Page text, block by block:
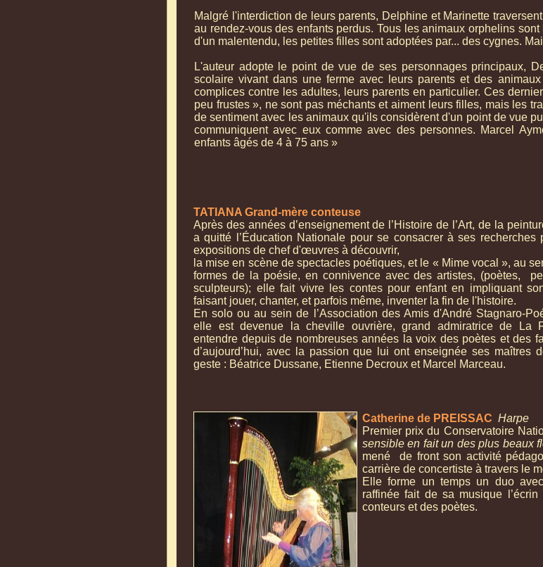
Catherine de PREISSAC Harpe
Premier prix du Conservatoire
sensible en fait un des plus beaux
mené de front son activité
carrière de concertiste à travers le
Elle forme un temps un duo
raffinée fait de sa musique
conteurs et des poètes.
TATIANA Grand-mère conteuse
Après des années d’enseignement de l’Histoire de l’Art, de la
a quitté l’Éducation Nationale pour se consacrer à ses recherches
expositions de chef d'œuvres à découvrir,
la mise en scène de spectacles poétiques, et le « Mime vocal », au
formes de la poésie, en connivence avec des artistes, (poètes,
sculpteurs); elle fait vivre les contes pour enfant en impliquant
faisant jouer, chanter, et parfois même, inventer la fin de l'histoire.
En solo ou au sein de l’Association des Amis d'André Stagnaro-
elle est devenue la cheville ouvrière, grand admiratrice de La
entendre depuis de nombreuses années la voix des poètes et des
d’aujourd’hui, avec la passion que lui ont enseignée ses maîtres
geste : Béatrice Dussane, Etienne Decroux et Marcel Marceau.
Malgré l'interdiction de leurs parents, Delphine et Marinette
au rendez-vous des enfants perdus. Tous les animaux orphelins
d'un malentendu, les petites filles sont adoptées par... des cygnes.
L'auteur adopte le point de vue de ses personnages principaux,
scolaire vivant dans une ferme avec leurs parents et des
complices contre les adultes, leurs parents en particulier. Ces
peu frustes », ne sont pas méchants et aiment leurs filles, mais les
de sentiment avec les animaux qu'ils considèrent d'un point de vue
communiquent avec eux comme avec des personnes. Marcel
enfants âgés de 4 à 75 ans »